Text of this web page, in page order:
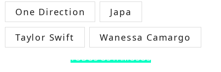
One Direction Japa
Taylor Swift Wanessa Camargo
TODOS OS FAMOSOS